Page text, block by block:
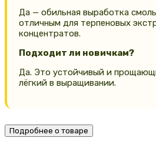
Да — обильная выработка
отличным для терпеновых
концентратов.
Подходит ли новичкам?
Да. Это устойчивый и
лёгкий в выращивании.
Подробнее о товаре